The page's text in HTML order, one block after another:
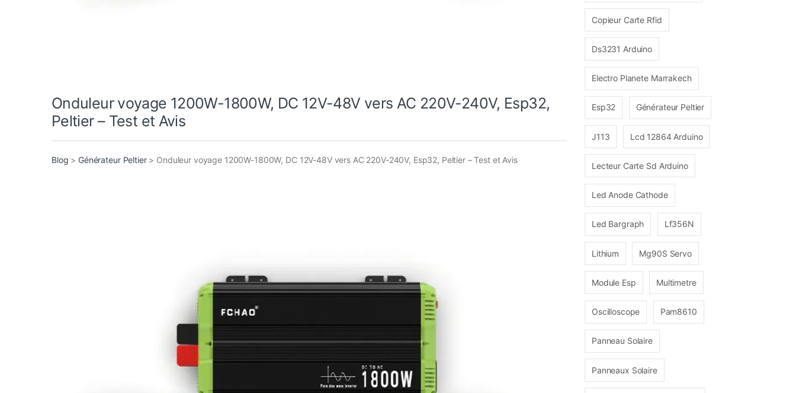
Onduleur voyage 1200W-1800W, DC 12V-48V vers AC 220V-240V, Esp32,
Peltier – Test et Avis
Blog > Générateur Peltier> Onduleur voyage 1200W-1800W, DC 12V-48V vers AC 220V-240V, Esp32, Peltier – Test et Avis
Copieur Carte Rfid
Ds3231 Arduino
Electro Planete Marrakech
Esp32 Générateur Peltier
J113 Lcd 12864 Arduino
Lecteur Carte Sd Arduino
Led Anode Cathode
Led Bargraph Lf356N
Lithium Mg90S Servo
Module Esp Multimetre
Oscilloscope Pam8610
Panneau Solaire
Panneaux Solaire